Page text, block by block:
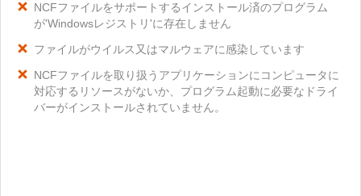
NCFファイルをサポートするインストール済のプログラム
が'Windowsレジストリ'に存在しません
ファイルがウイルス又はマルウェアに感染しています
NCFファイルを取り扱うアプリケーションにコンピュータに
対応するリソースがないか、プログラム起動に必要なドライ
バーがインストールされていません。